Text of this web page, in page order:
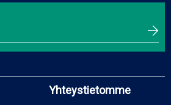
Yhteystietomme